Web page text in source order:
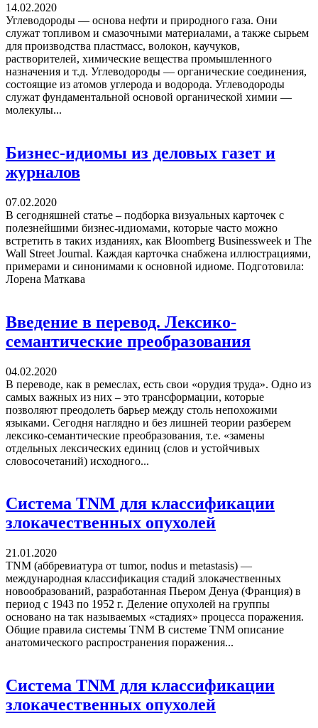
14.02.2020
Углеводороды — основа нефти и природного газа. Они
служат топливом и смазочными материалами, а также сырьем
для производства пластмасс, волокон, каучуков,
растворителей, химические вещества промышленного
назначения и т.д. Углеводороды — органические соединения,
состоящие из атомов углерода и водорода. Углеводороды
служат фундаментальной основой органической химии —
молекулы...
Бизнес-идиомы из деловых газет и
журналов
07.02.2020
В сегодняшней статье – подборка визуальных карточек с
полезнейшими бизнес-идиомами, которые часто можно
встретить в таких изданиях, как Bloomberg Businessweek и The
Wall Street Journal. Каждая карточка снабжена иллюстрациями,
примерами и синонимами к основной идиоме. Подготовила:
Лорена Маткава
Введение в перевод. Лексико-
семантические преобразования
04.02.2020
В переводе, как в ремеслах, есть свои «орудия труда». Одно из
самых важных из них – это трансформации, которые
позволяют преодолеть барьер между столь непохожими
языками. Сегодня наглядно и без лишней теории разберем
лексико-семантические преобразования, т.е. «замены
отдельных лексических единиц (слов и устойчивых
словосочетаний) исходного...
Система TNM для классификации
злокачественных опухолей
21.01.2020
TNM (аббревиатура от tumor, nodus и metastasis) —
международная классификация стадий злокачественных
новообразований, разработанная Пьером Денуа (Франция) в
период с 1943 по 1952 г. Деление опухолей на группы
основано на так называемых «стадиях» процесса поражения.
Общие правила системы TNM В системе TNM описание
анатомического распространения поражения...
Система TNM для классификации
злокачественных опухолей